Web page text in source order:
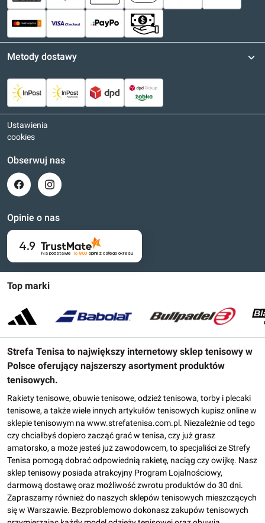
Top marki
Strefa Tenisa to największy internetowy sklep tenisowy w
Polsce oferujący najszerszy asortyment produktów
tenisowych.
Rakiety tenisowe, obuwie tenisowe, odzież tenisowa, torby i plecaki
tenisowe, a także wiele innych artykułów tenisowych kupisz online w
sklepie tenisowym na www.strefatenisa.com.pl. Niezależnie od tego
czy chciałbyś dopiero zacząć grać w tenisa, czy już grasz
amatorsko, a może jesteś już zawodowcem, to specjaliści ze Strefy
Tenisa pomogą dobrać odpowiednią rakietę, naciąg czy owijkę. Nasz
sklep tenisowy posiada atrakcyjny Program Lojalnościowy,
darmową dostawę oraz możliwość zwrotu produktów do 30 dni.
Zapraszamy również do naszych sklepów tenisowych mieszczących
się w Warszawie. Bezproblemowo dokonasz zakupów tenisowych
Metody dostawy
Ustawienia
cookies
Obserwuj nas
Opinie o nas
4.9
Na podstawie 16 803 opinii z całego okresu